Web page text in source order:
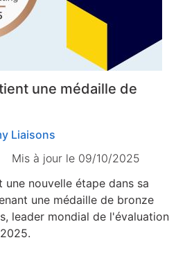
une médaille de
Liaisons
Mis à jour le 09/10/2025
une nouvelle étape dans sa
une médaille de bronze
leader mondial de l'évaluation